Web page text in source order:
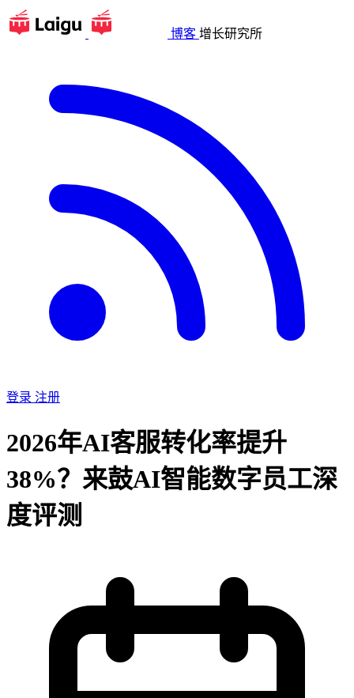
博客 增长研究所
登录 注册
2026年AI客服转化率提升
38%？来鼓AI智能数字员工深
度评测